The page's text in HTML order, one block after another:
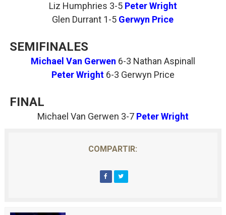
Liz Humphries 3-5 Peter Wright
Glen Durrant 1-5 Gerwyn Price
SEMIFINALES
Michael Van Gerwen 6-3 Nathan Aspinall
Peter Wright6-3 Gerwyn Price
FINAL
Michael Van Gerwen 3-7 Peter Wright
COMPARTIR: